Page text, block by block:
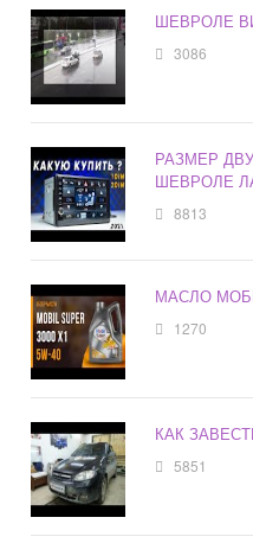
ШЕВРОЛЕ
3086
РАЗМЕР
ШЕВРОЛЕ
8813
МАСЛО
1270
КАК
5851